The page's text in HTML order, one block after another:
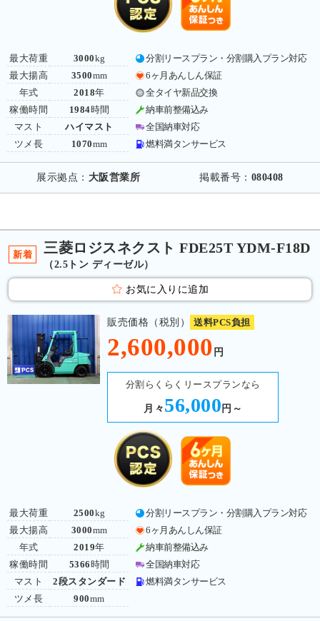
最大荷重
最大揚高
年式
稼働時間
マスト
ツメ長
3000kg
3500mm
2018年
1984時間
ハイマスト
1070mm
分割リースプラン・分割購入プラン対応
6ヶ月あんしん保証
全タイヤ新品交換
納車前整備込み
全国納車対応
燃料満タンサービス
展示拠点： 大阪営業所 掲載番号： 080408
新着 三菱ロジスネクスト FDE25T YDM-F18D
（2.5トン ディーゼル）
お気に入りに追加
販売価格（税別） 送料PCS負担
2,600,000 円
分割らくらくリースプランなら
月々 56,000 円～
最大荷重
最大揚高
年式
稼働時間
マスト
ツメ長
2500kg
3000mm
2019年
5366 時間
2段スタンダード
900mm
分割リースプラン・分割購入プラン対応
6ヶ月あんしん保証
納車前整備込み
全国納車対応
燃料満タンサービス